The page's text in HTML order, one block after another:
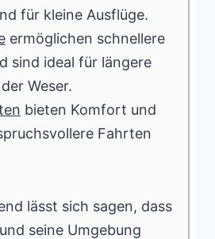
für kleine Ausflüge.
ermöglichen schnellere
sind ideal für längere
Weser.
bieten Komfort und
Fahrten
lässt sich sagen, dass
seine Umgebung